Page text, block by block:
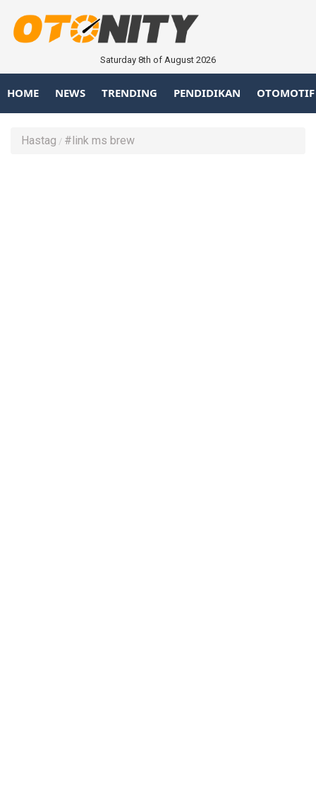
Saturday 8th of August 2026
HOME NEWS TRENDING PENDIDIKAN OTOMOTIF
Hastag #link ms brew